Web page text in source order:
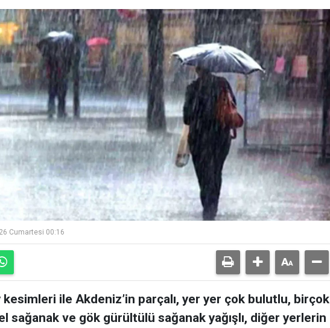
Cumartesi 00:16
ile Akdeniz’in parçalı, yer yer çok bulutlu, birçok
sağanak ve gök gürültülü sağanak yağışlı, diğer yerlerin